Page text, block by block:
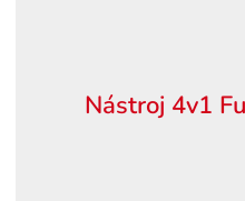
Nástroj 4v1